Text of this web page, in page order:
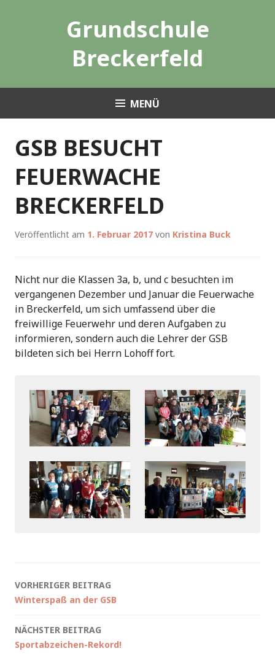
Grundschule
Breckerfeld
MENÜ
GSB BESUCHT
FEUERWACHE
BRECKERFELD
Veröffentlicht am 1. Februar 2017 von Kristina Buck
Nicht nur die Klassen 3a, b, und c besuchten im
vergangenen Dezember und Januar die Feuerwache
in Breckerfeld, um sich umfassend über die
freiwillige Feuerwehr und deren Aufgaben zu
informieren, sondern auch die Lehrer der GSB
bildeten sich bei Herrn Lohoff fort.
Beitragsnavigation
VORHERIGER BEITRAG
Winterspaß an der GSB
NÄCHSTER BEITRAG
Sportabzeichen-Rekord!